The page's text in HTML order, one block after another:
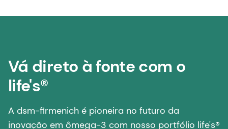
Vá direto à fonte com o
life's®
A dsm-firmenich é pioneira no futuro da
inovação em ômega-3 com nosso portfólio life's®